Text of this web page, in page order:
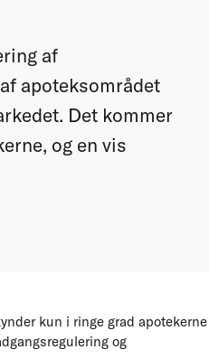
af
apoteksområdet
Det kommer
og en vis
kun i ringe grad apotekerne
og